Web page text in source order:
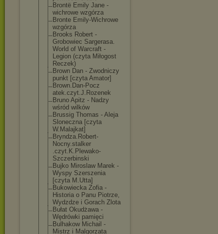
Brontë Emily Jane -
wichrowe wzgórza
Bronte Emily-Wichrowe
wzgórza
Brooks Robert -
Grobowiec Sargerasa.
World of Warcraft -
Legion (czyta Miłogost
Reczek)
Brown Dan - Zwodniczy
punkt [czyta Amator]
Brown.Dan-Pocz
atek.czyt.J.Rozenek
Bruno Apitz - Nadzy
wśród wilków
Brussig Thomas - Aleja
Sloneczna [czyta
W.Malajkat]
Bryndza.Robert-
Nocny.stalker
.czyt.K.Plewako-
Szczerbinski
Bujko Miroslaw Marek -
Wyspy Szerszenia
[czyta M.Utta]
Bukowiecka Zofia -
Historia o Panu Piotrze,
Wydzdze i Gorach Zlota
Bułat Okudżawa -
Wędrówki pamięci
Bulhakow Michail -
Mistrz i Malgorzata